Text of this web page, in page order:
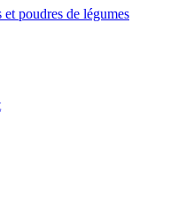
et poudres de légumes